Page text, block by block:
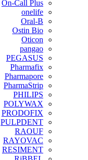
On-Call Plus
onelife
Oral-B
Ostin Bio
Oticon
pangao
PEGASUS
Pharmafix
Pharmapore
PharmaStrip
PHILIPS
POLYWAX
PRODOFIX
PULPDENT
RAOUF
RAYOVAC
RESIMENT